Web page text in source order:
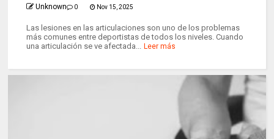
Unknown 0 Nov 15, 2025
Las lesiones en las articulaciones son uno de los problemas
más comunes entre deportistas de todos los niveles. Cuando
una articulación se ve afectada...
Leer más